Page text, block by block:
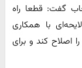
گفت: قطعا راه
با همکاری
اصلاح کند و برای